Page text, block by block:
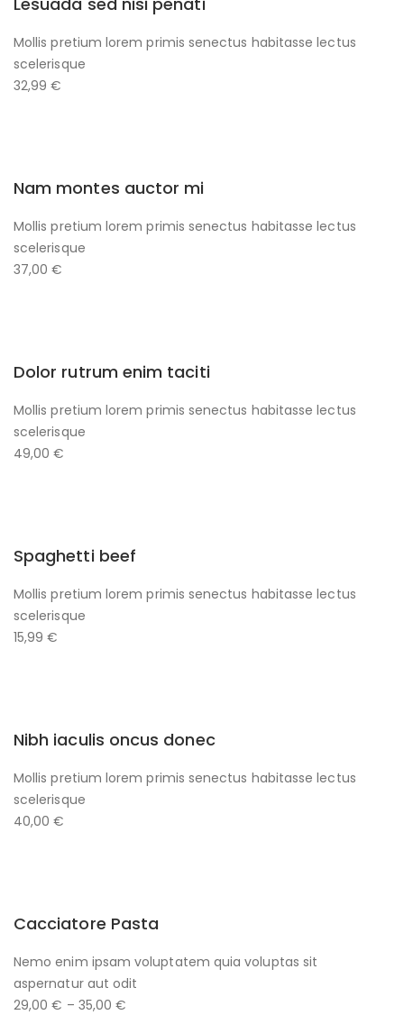
Mollis pretium lorem primis senectus habitasse lectus
scelerisque
32,99 €
Nam montes auctor mi
Mollis pretium lorem primis senectus habitasse lectus
scelerisque
37,00 €
Dolor rutrum enim taciti
Mollis pretium lorem primis senectus habitasse lectus
scelerisque
49,00 €
Spaghetti beef
Mollis pretium lorem primis senectus habitasse lectus
scelerisque
15,99 €
Nibh iaculis oncus donec
Mollis pretium lorem primis senectus habitasse lectus
scelerisque
40,00 €
Cacciatore Pasta
Nemo enim ipsam voluptatem quia voluptas sit
aspernatur aut odit
29,00 € – 35,00 €